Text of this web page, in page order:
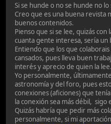
Si se hunde o no se hunde no
Creo que es una buena revista
buenos contenidos.
Pienso que si se lee, quizás
cuanta gente interesa, sería
Entiendo que los que
cansados, pues lleva buen
interés y aprecio de quien la lee.
Yo personalmente,
astronomía y del foro, pues
conexiones (aficiones) que
la conexión sea más débil, sigo
Quizás habría que pedir más
personalmente, si mi